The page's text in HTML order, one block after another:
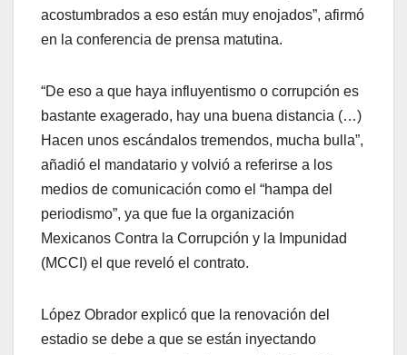
acostumbrados a eso están muy enojados”, afirmó
en la conferencia de prensa matutina.
“De eso a que haya influyentismo o corrupción es
bastante exagerado, hay una buena distancia (…)
Hacen unos escándalos tremendos, mucha bulla”,
añadió el mandatario y volvió a referirse a los
medios de comunicación como el “hampa del
periodismo”, ya que fue la organización
Mexicanos Contra la Corrupción y la Impunidad
(MCCI) el que reveló el contrato.
López Obrador explicó que la renovación del
estadio se debe a que se están inyectando